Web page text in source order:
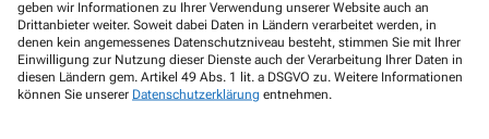
geben wir Informationen zu Ihrer Verwendung unserer Website auch an
Drittanbieter weiter. Soweit dabei Daten in Ländern verarbeitet werden, in
denen kein angemessenes Datenschutzniveau besteht, stimmen Sie mit Ihrer
Einwilligung zur Nutzung dieser Dienste auch der Verarbeitung Ihrer Daten in
diesen Ländern gem. Artikel 49 Abs. 1 lit. a DSGVO zu. Weitere Informationen
können Sie unserer Datenschutzerklärung entnehmen.
körperlichen Wohlbefindens
So können Sie sich bewerben